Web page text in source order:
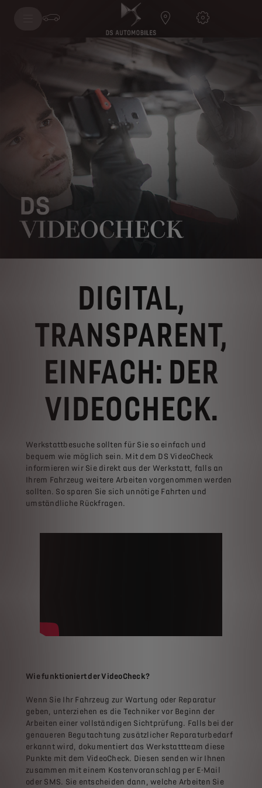
DIGITAL,
TRANSPARENT,
EINFACH: DER
VIDEOCHECK.
Werkstattbesuche sollten für Sie so einfach und
bequem wie möglich sein. Mit dem DS VideoCheck
informieren wir Sie direkt aus der Werkstatt, falls an
Ihrem Fahrzeug weitere Arbeiten vorgenommen werden
sollten. So sparen Sie sich unnötige Fahrten und
umständliche Rückfragen.
Wie funktioniert der VideoCheck?
Wenn Sie Ihr Fahrzeug zur Wartung oder Reparatur
geben, unterziehen es die Techniker vor Beginn der
Arbeiten einer vollständigen Sichtprüfung. Falls bei der
genaueren Begutachtung zusätzlicher Reparaturbedarf
erkannt wird, dokumentiert das Werkstattteam diese
Punkte mit dem VideoCheck. Diesen senden wir Ihnen
zusammen mit einem Kostenvoranschlag per E-Mail
oder SMS. Sie entscheiden dann, welche Arbeiten Sie